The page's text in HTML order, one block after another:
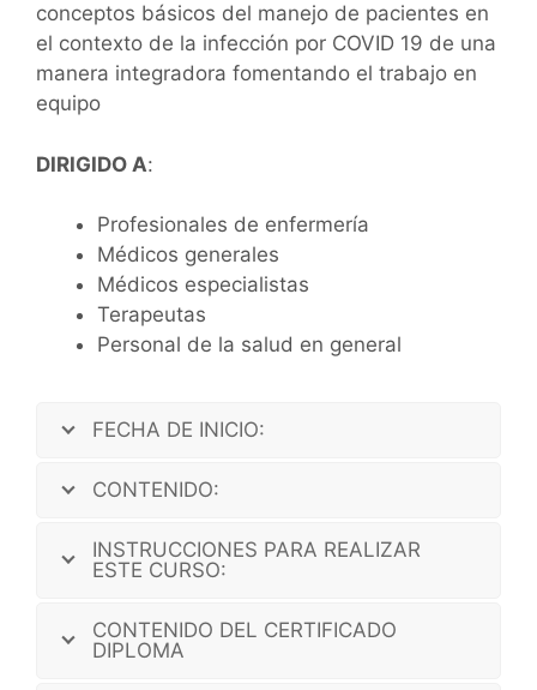
conceptos básicos del manejo de pacientes en
el contexto de la infección por COVID 19 de una
manera integradora fomentando el trabajo en
equipo
DIRIGIDO A:
Profesionales de enfermería
Médicos generales
Médicos especialistas
Terapeutas
Personal de la salud en general
FECHA DE INICIO:
CONTENIDO:
INSTRUCCIONES PARA REALIZAR
ESTE CURSO:
CONTENIDO DEL CERTIFICADO
DIPLOMA